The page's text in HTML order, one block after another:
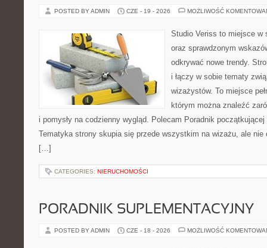
POSTED BY ADMIN CZE - 19 - 2026 MOŻLIWOŚĆ
Studio Veriss to miejsce w
oraz sprawdzonym
odkrywać nowe trendy.
i łączy w sobie tematy
wizażystów. To miejsce
którym można znaleźć
i pomysły na codzienny wygląd. Polecam Poradnik
Tematyka strony skupia się przede wszystkim na wizażu, ale nie
[…]
CATEGORIES: NIERUCHOMOŚCI
PORADNIK SUPLEMENTACYJNY
POSTED BY ADMIN CZE - 18 - 2026 MOŻLIWOŚĆ